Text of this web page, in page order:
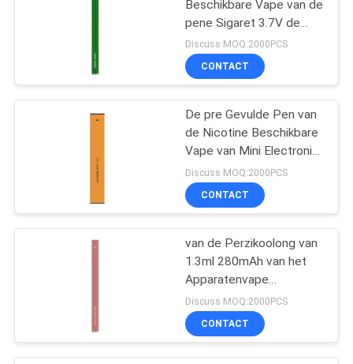
Beschikbare Vape van de
pene Sigaret 3.7V de
Verse
Discuss MOQ:2000PCS
CONTACT
De pre Gevulde Pen van
de Nicotine Beschikbare
Vape van Mini Electronic
Cigarette 280mAh 5%
Discuss MOQ:2000PCS
CONTACT
van de Perzikoolong van
1.3ml 280mAh van het
Apparatenvape
Beschikbare Pen 500
Rookwolken
Discuss MOQ:2000PCS
CONTACT